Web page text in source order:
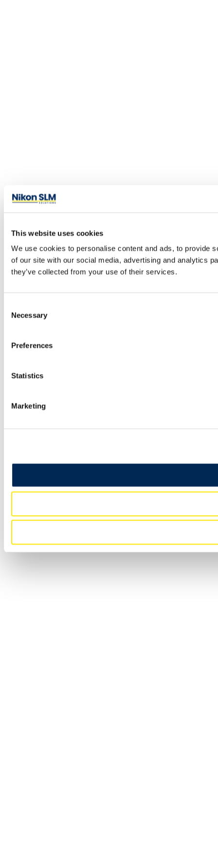
This website uses cookies
We use cookies to personalise content and ads, to provide
of our site with our social media, advertising and analytics
they’ve collected from your use of their services.
Selection
Necessary
Preferences
Statistics
Marketing